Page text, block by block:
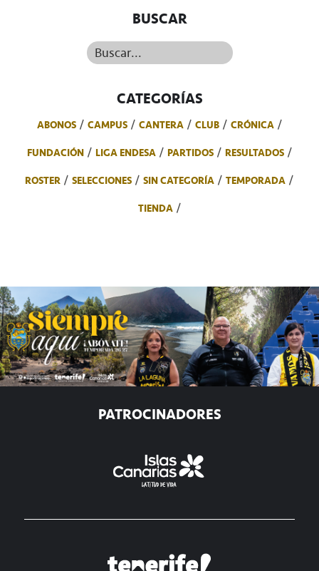
BUSCAR
Buscar...
CATEGORÍAS
ABONOS CAMPUS CANTERA CLUB
CRÓNICA
FUNDACIÓN
LIGA ENDESA PARTIDOS
RESULTADOS
ROSTER
SELECCIONES SIN CATEGORÍA
TEMPORADA
TIENDA
PATROCINADORES